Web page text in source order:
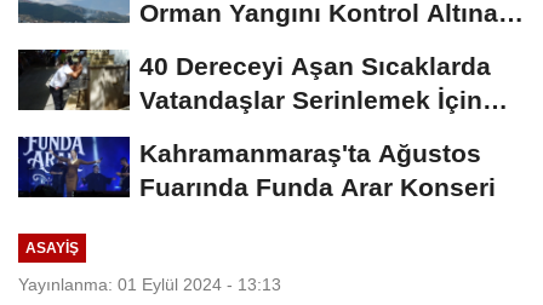
Orman Yangını Kontrol Altına
40 Dereceyi Aşan Sıcaklarda
Vatandaşlar Serinlemek İçin
Kahramanmaraş'ta Ağustos
Fuarında Funda Arar Konseri
ASAYİŞ
Yayınlanma: 01 Eylül 2024 - 13:13